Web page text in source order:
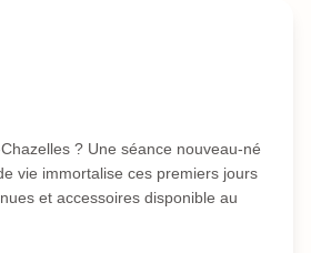
? Une séance nouveau-né
vie immortalise ces premiers jours
et accessoires disponible au